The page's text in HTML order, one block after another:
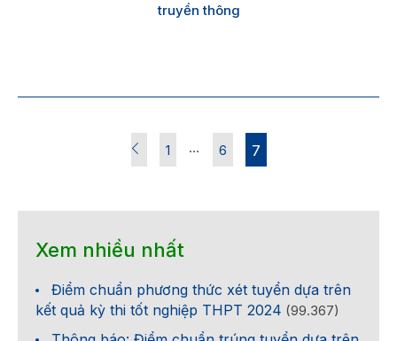
truyền thông
1 … 6 7
Xem nhiều nhất
Điểm chuẩn phương thức xét tuyển dựa trên
kết quả kỳ thi tốt nghiệp THPT 2024 (99.367)